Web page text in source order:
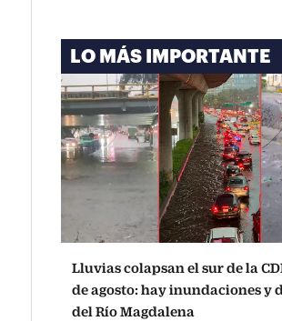
LO MÁS IMPORTANTE
Lluvias colapsan el sur de la
de agosto: hay inundaciones y
del Río Magdalena